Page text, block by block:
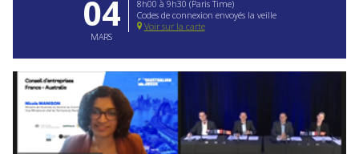
04
MARS
8h00 à 9h30 (Paris Time)
Codes de connexion envoyés la veille
Voir sur la carte